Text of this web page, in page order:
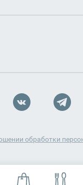
обработки